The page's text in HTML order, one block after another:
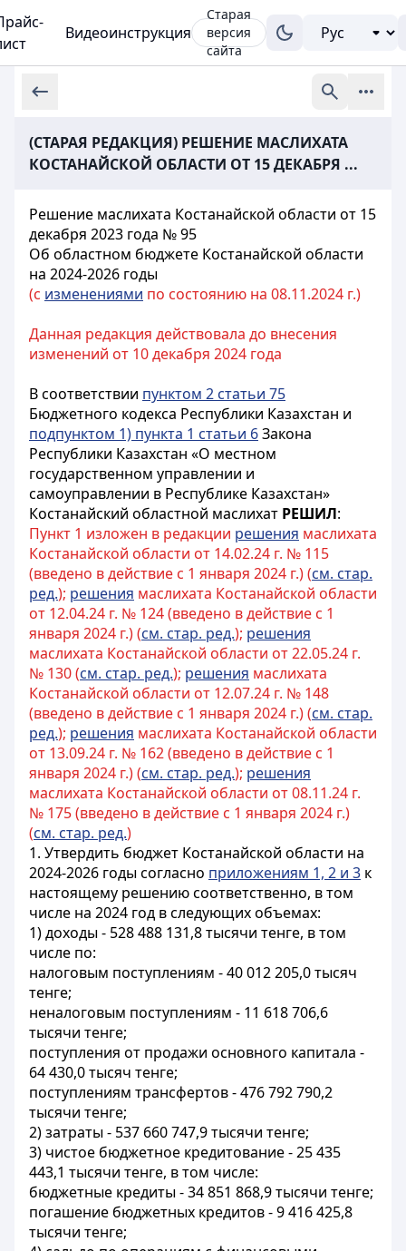
Видеоинструкция
Старая
версия
сайта
(СТАРАЯ РЕДАКЦИЯ) РЕШЕНИЕ МАСЛИХАТА
КОСТАНАЙСКОЙ ОБЛАСТИ ОТ 15 ДЕКАБРЯ ...
Решение маслихата Костанайской области от 15
декабря 2023 года № 95
Об областном бюджете Костанайской области
на 2024-2026 годы
(с изменениями по состоянию на 08.11.2024 г.)
Данная редакция действовала до внесения
изменений от 10 декабря 2024 года
В соответствии пунктом 2 статьи 75
Бюджетного кодекса Республики Казахстан и
подпунктом 1) пункта 1 статьи 6Закона
Республики Казахстан «О местном
государственном управлении и
самоуправлении в Республике Казахстан»
Костанайский областной маслихат РЕШИЛ:
Пункт 1 изложен в редакции решения маслихата
Костанайской области от 14.02.24 г. № 115
(введено в действие с 1 января 2024 г.) (см. стар.
ред.); решения маслихата Костанайской области
от 12.04.24 г. № 124 (введено в действие с 1
января 2024 г.) (см. стар. ред.); решения
маслихата Костанайской области от 22.05.24 г.
№ 130 (см. стар. ред.); решения маслихата
Костанайской области от 12.07.24 г. № 148
(введено в действие с 1 января 2024 г.) (см. стар.
ред.); решения маслихата Костанайской области
от 13.09.24 г. № 162 (введено в действие с 1
января 2024 г.) (см. стар. ред.); решения
маслихата Костанайской области от 08.11.24 г.
№ 175 (введено в действие с 1 января 2024 г.)
(см. стар. ред.)
1. Утвердить бюджет Костанайской области на
2024-2026 годы согласно приложениям 1, 2 и 3 к
настоящему решению соответственно, в том
числе на 2024 год в следующих объемах:
1) доходы - 528 488 131,8 тысячи тенге, в том
числе по:
налоговым поступлениям - 40 012 205,0 тысяч
тенге;
неналоговым поступлениям - 11 618 706,6
тысячи тенге;
поступления от продажи основного капитала -
64 430,0 тысяч тенге;
поступлениям трансфертов - 476 792 790,2
тысячи тенге;
2) затраты - 537 660 747,9 тысячи тенге;
3) чистое бюджетное кредитование - 25 435
443,1 тысячи тенге, в том числе:
бюджетные кредиты - 34 851 868,9 тысячи тенге;
погашение бюджетных кредитов - 9 416 425,8
тысячи тенге;